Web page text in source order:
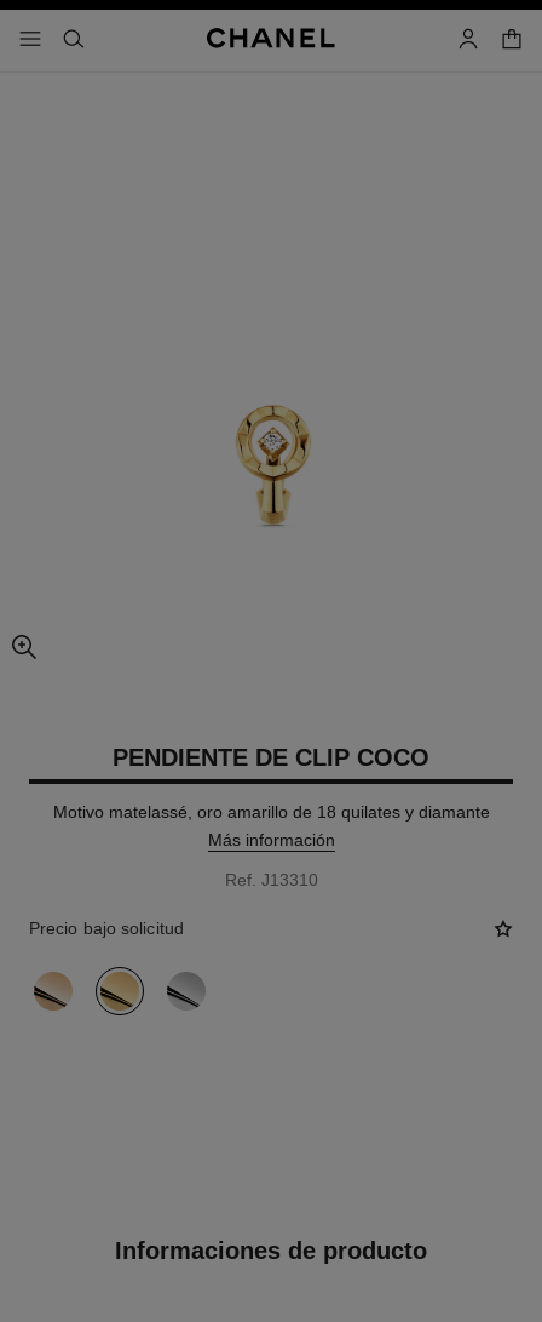
- navegación principal
buscar cuenta
imagen agrandada
PENDIENTE DE CLIP COCO
Motivo matelassé, oro amarillo de 18 quilates y diamante
Más información
Ref. J13310
Precio bajo solicitud
variante (3)
Informaciones de producto